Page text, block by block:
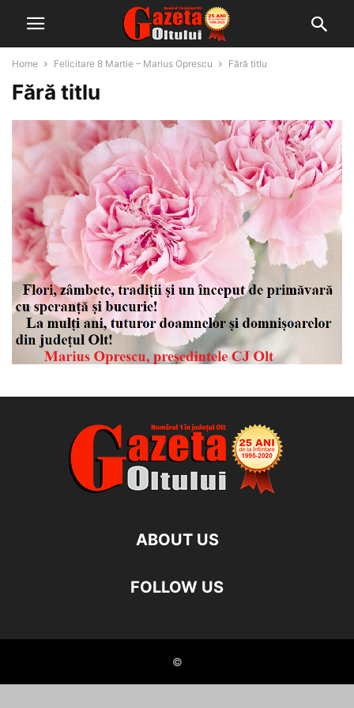
Home Felicitare 8 Martie – Marius Oprescu Fără titlu
Fără titlu
ABOUT US
FOLLOW US
©